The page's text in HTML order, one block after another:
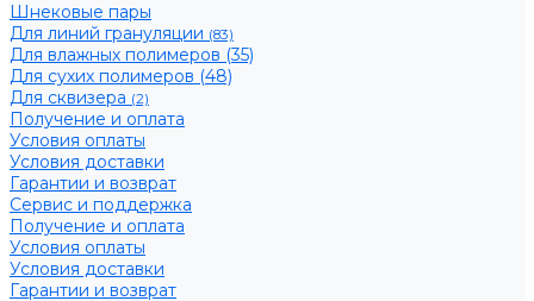
Шнековые пары
Для линий грануляции (83)
Для влажных полимеров (35)
Для сухих полимеров (48)
Для сквизера (2)
Получение и оплата
Условия оплаты
Условия доставки
Гарантии и возврат
Сервис и поддержка
Получение и оплата
Условия оплаты
Условия доставки
Гарантии и возврат